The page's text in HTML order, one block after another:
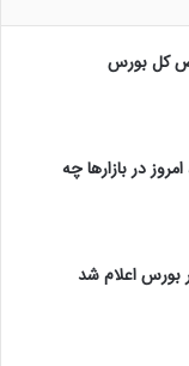
در بازارها چه
بورس اعلام شد